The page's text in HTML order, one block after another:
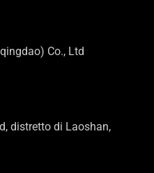
Co., Ltd
distretto di Laoshan,